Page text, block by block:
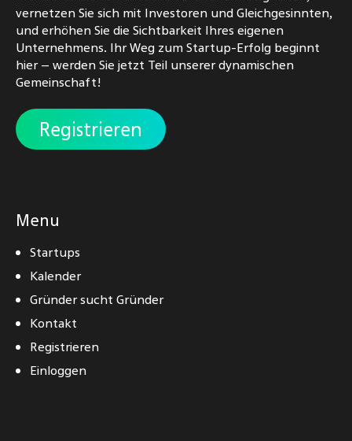
vernetzen Sie sich mit Investoren und Gleichgesinnten,
und erhöhen Sie die Sichtbarkeit Ihres eigenen
Unternehmens. Ihr Weg zum Startup-Erfolg beginnt
hier – werden Sie jetzt Teil unserer dynamischen
Gemeinschaft!
Registrieren
Menu
Startups
Kalender
Gründer sucht Gründer
Kontakt
Registrieren
Einloggen